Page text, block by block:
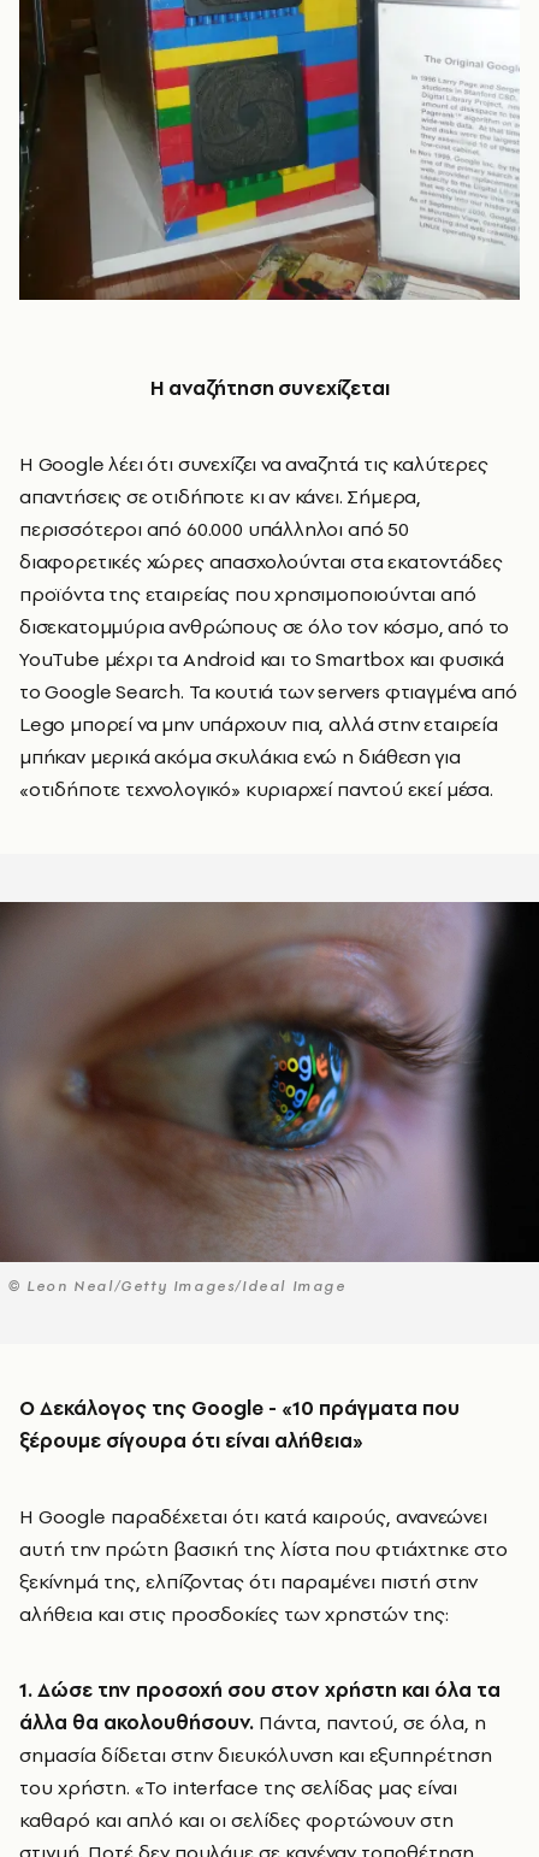
Η αναζήτηση συνεχίζεται
Η Google λέει ότι συνεχίζει να αναζητά τις καλύτερες
απαντήσεις σε οτιδήποτε κι αν κάνει. Σήμερα,
περισσότεροι από 60.000 υπάλληλοι από 50
διαφορετικές χώρες απασχολούνται στα εκατοντάδες
προϊόντα της εταιρείας που χρησιμοποιούνται από
δισεκατομμύρια ανθρώπους σε όλο τον κόσμο, από το
YouTube μέχρι τα Android και το Smartbox και φυσικά
το Google Search. Τα κουτιά των servers φτιαγμένα από
Lego μπορεί να μην υπάρχουν πια, αλλά στην εταιρεία
μπήκαν μερικά ακόμα σκυλάκια ενώ η διάθεση για
«οτιδήποτε τεχνολογικό» κυριαρχεί παντού εκεί μέσα.
© Leon Neal/Getty Images/Ideal Image
Ο Δεκάλογος της Google - «10 πράγματα που
ξέρουμε σίγουρα ότι είναι αλήθεια»
Η Google παραδέχεται ότι κατά καιρούς, ανανεώνει
αυτή την πρώτη βασική της λίστα που φτιάχτηκε στο
ξεκίνημά της, ελπίζοντας ότι παραμένει πιστή στην
αλήθεια και στις προσδοκίες των χρηστών της:
1. Δώσε την προσοχή σου στον χρήστη και όλα τα
άλλα θα ακολουθήσουν. Πάντα, παντού, σε όλα, η
σημασία δίδεται στην διευκόλυνση και εξυπηρέτηση
του χρήστη. «Το interface της σελίδας μας είναι
καθαρό και απλό και οι σελίδες φορτώνουν στη